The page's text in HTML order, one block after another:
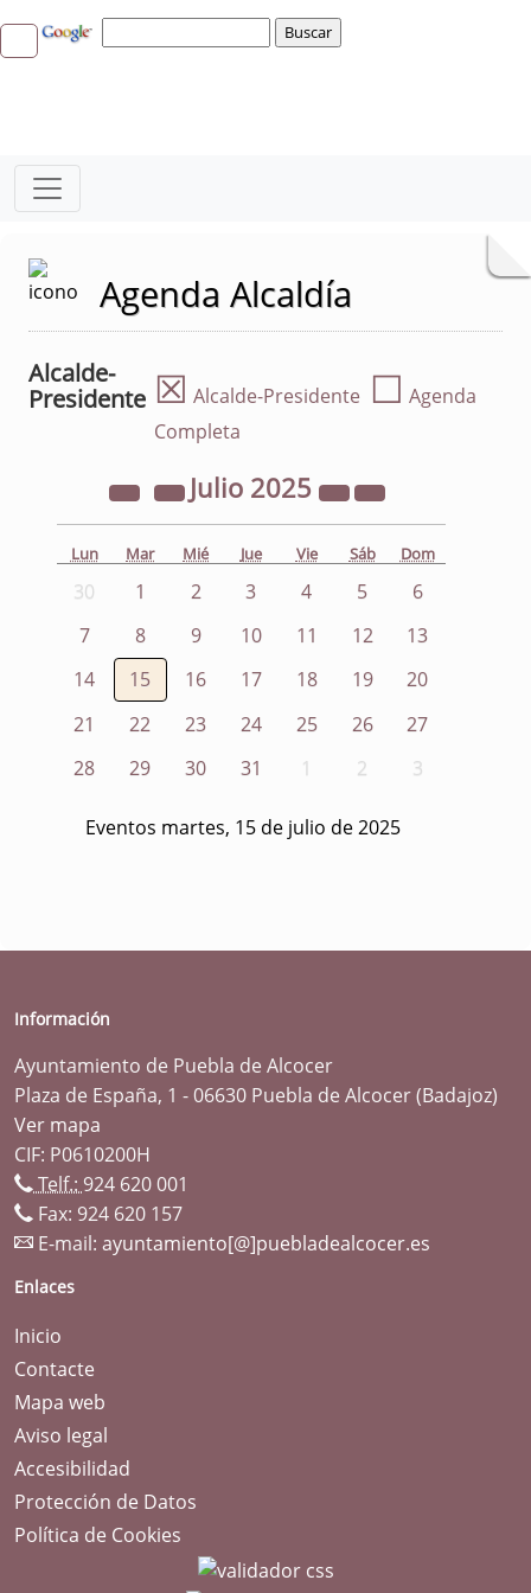
Agenda Alcaldía
Alcalde-
Presidente ☒ Alcalde-Presidente ☐ Agenda
Completa
Julio 2025
Lun Mar Mié Jue Vie Sáb Dom
30 1 2 3 4 5
6
7
8 9 10 11 12
13
14
15 16 17 18 19
20
21
22 23 24 25 26
27
28
29 30 31 1 2 3
Eventos martes, 15 de julio de 2025
Información
Ayuntamiento de Puebla de Alcocer
Plaza de España, 1 - 06630 Puebla de Alcocer (Badajoz)
Ver mapa
CIF: P0610200H
Telf.: 924 620 001
Fax: 924 620 157
E-mail: ayuntamiento[@]puebladealcocer.es
Enlaces
Inicio
Contacte
Mapa web
Aviso legal
Accesibilidad
Protección de Datos
Política de Cookies